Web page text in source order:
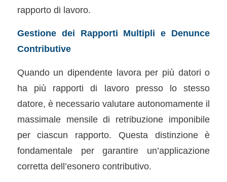
rapporto di lavoro.
Gestione dei Rapporti Multipli e Denunce
Contributive
Quando un dipendente lavora per più datori o
ha più rapporti di lavoro presso lo stesso
datore, è necessario valutare autonomamente il
massimale mensile di retribuzione imponibile
per ciascun rapporto. Questa distinzione è
fondamentale per garantire un’applicazione
corretta dell’esonero contributivo.